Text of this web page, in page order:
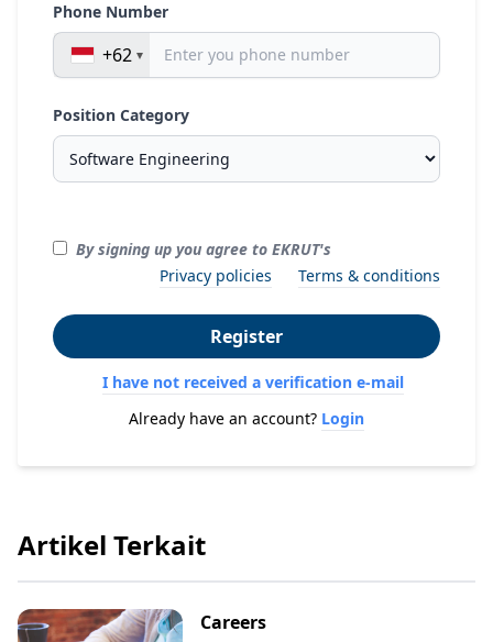
Phone Number
+62
Position Category
By signing up you agree to EKRUT's
Privacy policies
Terms & conditions
Register
I have not received a verification e-mail
Already have an account? Login
Artikel Terkait
Careers